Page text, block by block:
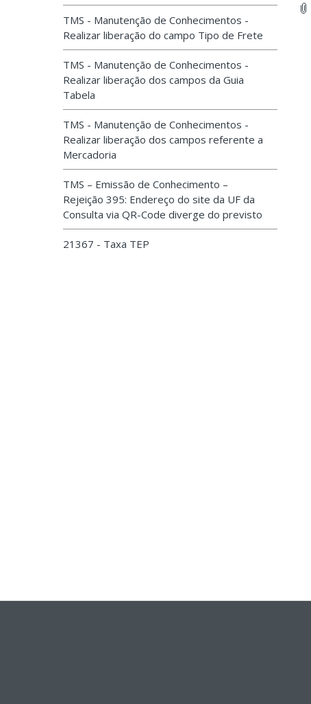
TMS - Manutenção de Conhecimentos -
Realizar liberação do campo Tipo de Frete
TMS - Manutenção de Conhecimentos -
Realizar liberação dos campos da Guia
Tabela
TMS - Manutenção de Conhecimentos -
Realizar liberação dos campos referente a
Mercadoria
TMS – Emissão de Conhecimento –
Rejeição 395: Endereço do site da UF da
Consulta via QR-Code diverge do previsto
21367 - Taxa TEP